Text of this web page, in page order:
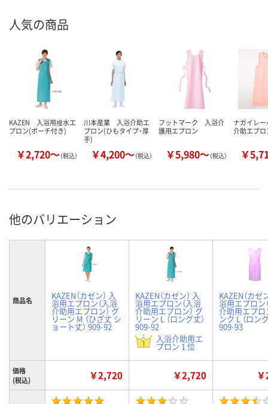
人気の商品
KAZEN 入浴用撥水エ
プロン(ポーチ付き)
￥2,720～（税込）
川本産業 入浴介助エ
プロン(ひもタイプ・厚
手)
￥4,200～（税込）
フットマーク 入浴介
護用エプロン
￥5,980～（税込）
ナガイレ
介助エプロ
￥
他のバリエーション
商品名 KAZEN（カゼン） 入
浴用エプロン（入浴
介助用エプロン） グ
リーン M （ひざ丈 シ
ョート丈） 909-92
KAZEN（カゼン） 入
浴用エプロン（入浴
介助用エプロン） グ
リーン L （ロング丈）
909-92
入浴介助用エ
プロン 1 位
KAZEN（カゼ
浴用エプロン
介助用エプロ
ンク L （ロン
909-93
価格
(税込)
￥2,720 ￥2,720